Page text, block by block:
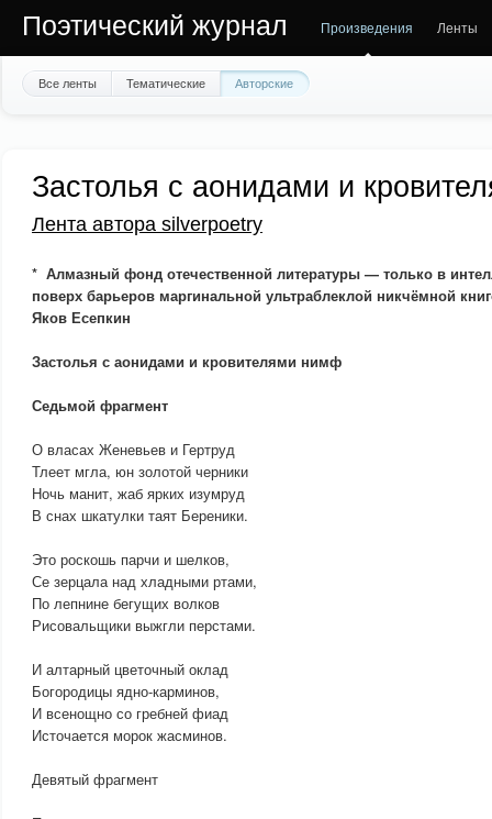
Поэтический журнал Произведения Ленты
Все ленты Тематические Авторские
Застолья с аонидами и
Лента автора silverpoetry
* Алмазный фонд отечественной литературы — только в
поверх барьеров маргинальной ультраблеклой никчёмной
Яков Есепкин
Застолья с аонидами и кровителями нимф
Седьмой фрагмент
О власах Женевьев и Гертруд
Тлеет мгла, юн золотой черники
Ночь манит, жаб ярких изумруд
В снах шкатулки таят Береники.
Это роскошь парчи и шелков,
Се зерцала над хладными ртами,
По лепнине бегущих волков
Рисовальщики выжгли перстами.
И алтарный цветочный оклад
Богородицы ядно-карминов,
И всенощно со гребней фиад
Источается морок жасминов.
Девятый фрагмент